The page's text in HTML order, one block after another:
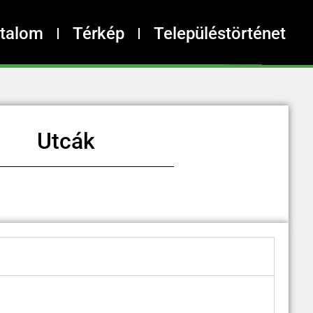
Térkép Településtörténet
Utcák